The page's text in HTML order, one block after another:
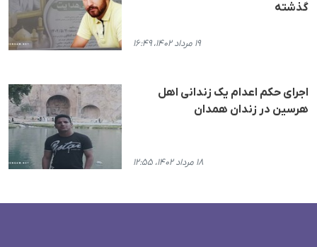
گذشته
۱۹ مرداد ۱۴۰۲، ۱۶:۴۹
اجرای حکم اعدام یک زندانی اهل
هرسین در زندان همدان
۱۸ مرداد ۱۴۰۲، ۱۲:۵۵